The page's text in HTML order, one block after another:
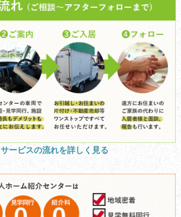
サービスの流れを詳しく見る